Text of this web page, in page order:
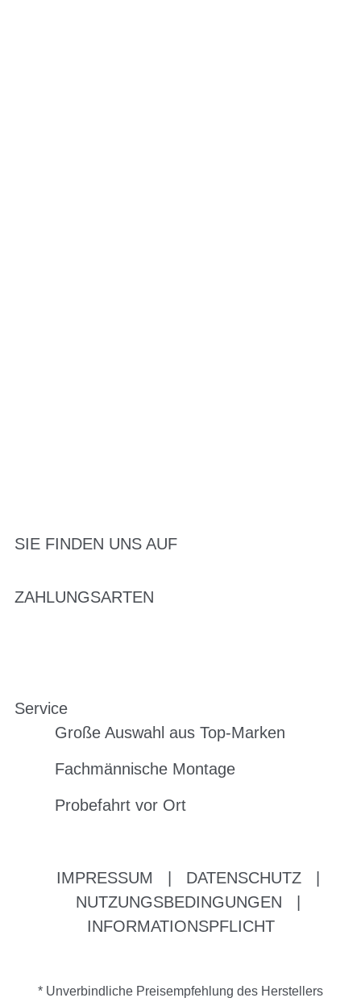
SIE FINDEN UNS AUF
ZAHLUNGSARTEN
Service
Große Auswahl aus Top-Marken
Fachmännische Montage
Probefahrt vor Ort
IMPRESSUM DATENSCHUTZ
NUTZUNGSBEDINGUNGEN
INFORMATIONSPFLICHT
* Unverbindliche Preisempfehlung des Herstellers